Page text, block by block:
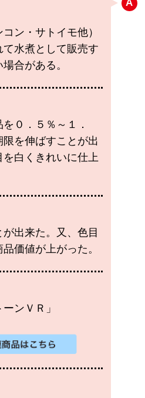
ン・サトイモ他）
水煮として販売す
合がある。
０．５％～１．
を伸ばすことが出
白くきれいに仕上
出来た。又、色目
価値が上がった。
ンＶＲ」